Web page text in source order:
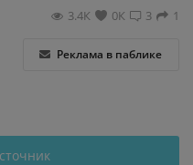
1
3
0К
3.4К
Реклама в паблике